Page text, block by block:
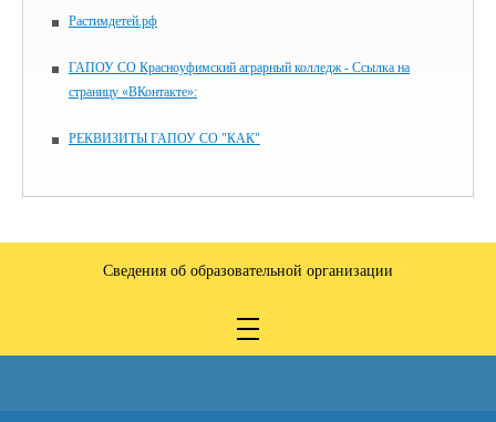
Растимдетей.рф
ГАПОУ СО Красноуфимский аграрный колледж - Ссылка на
страницу «ВКонтакте»:
РЕКВИЗИТЫ ГАПОУ СО "КАК"
Сведения об образовательной организации